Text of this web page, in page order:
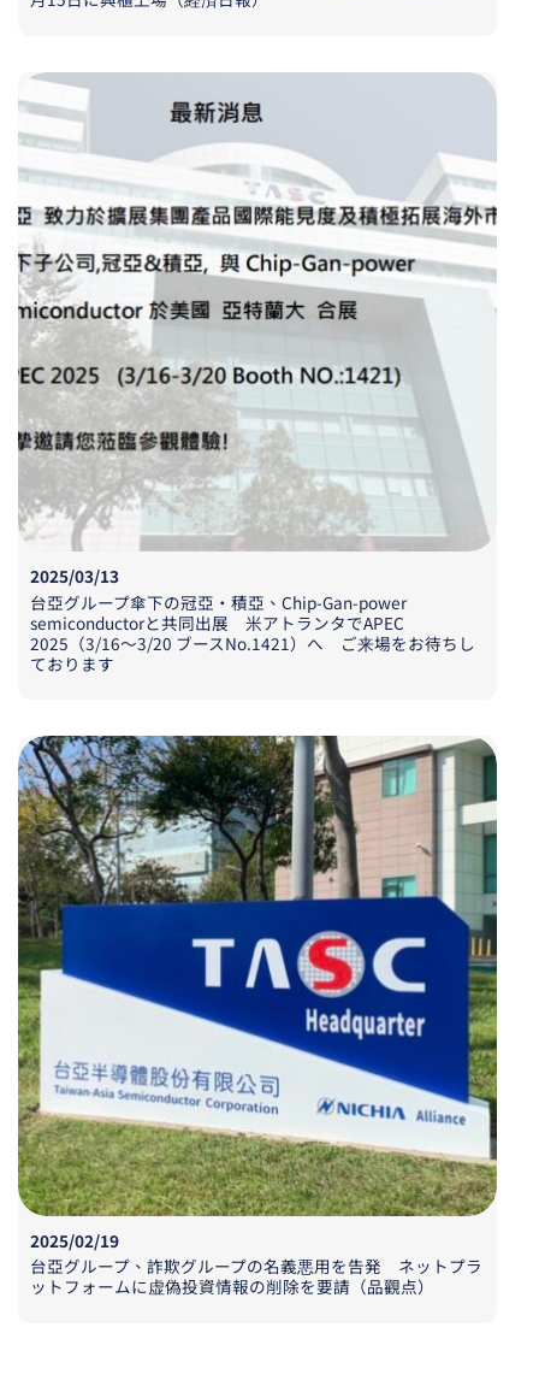
2025/03/13
台亞グループ傘下の冠亞 ・ 積亞、 Chip-Gan-power
semiconductorと共同出展 米アトランタでAPEC
2025 （3/16〜3/20 ブースNo.1421 ） へ ご来場をお待ちし
ております
2025/02/19
台亞グループ、詐欺グループの名義悪用を告発 ネットプラ
ットフォームに虚偽投資情報の削除を要請（品觀点）